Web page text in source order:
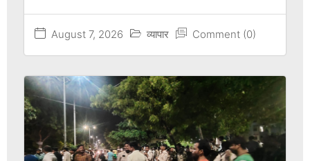
August 7, 2026 व्यापार Comment (0)